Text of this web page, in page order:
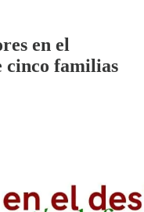
en el
cinco familias